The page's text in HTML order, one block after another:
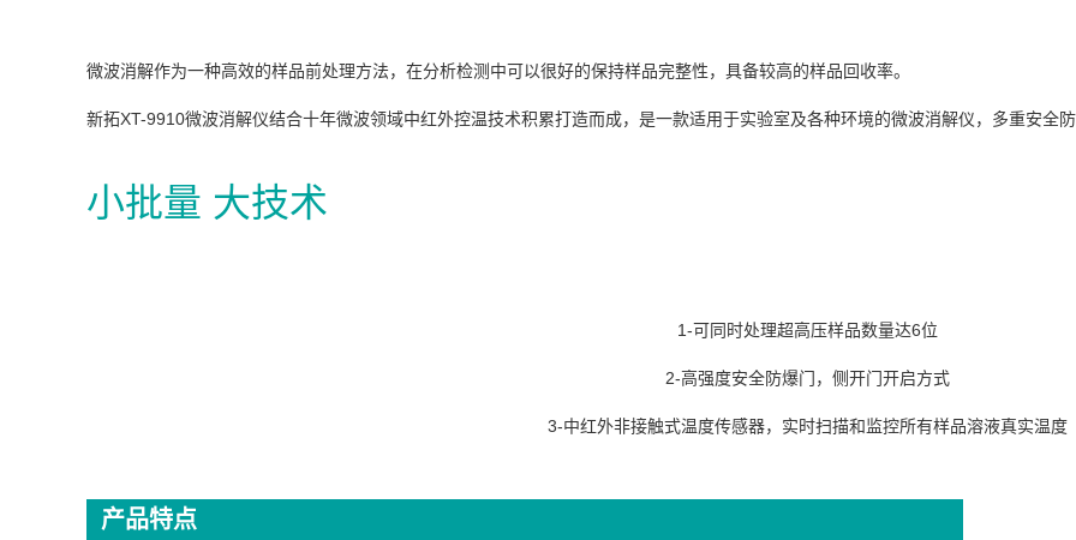
微波消解作为一种高效的样品前处理方法，在分析检测中可以很好的保持样品完整性，具备较高的样品回收率。
新拓XT-9910微波消解仪结合十年微波领域中红外控温技术积累打造而成，是一款适用于实验室及各种环境的微波消解仪，多重安全
小批量 大技术
1-可同时处理超高压样品数量达6位
2-高强度安全防爆门，侧开门开启方式
3-中红外非接触式温度传感器，实时扫描和监控所有样品溶液真实温度
产品特点